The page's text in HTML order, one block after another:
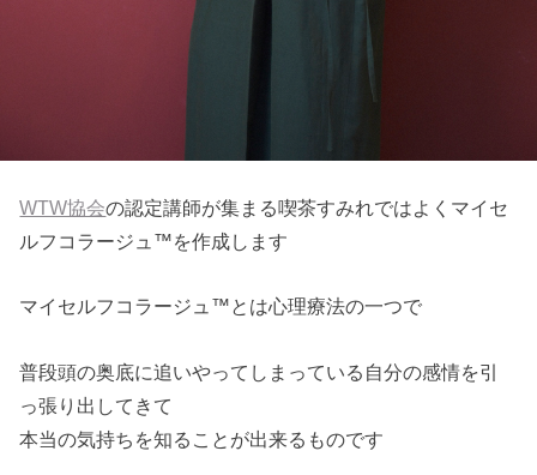
WTW協会の認定講師が集まる喫茶すみれではよくマイセ
ルフコラージュ™を作成します
マイセルフコラージュ™とは心理療法の一つで
普段頭の奥底に追いやってしまっている自分の感情を引
っ張り出してきて
本当の気持ちを知ることが出来るものです